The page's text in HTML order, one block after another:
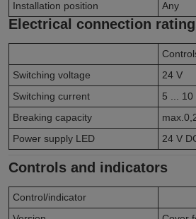
Installation position
Any
Electrical connection
Switching voltage
24 V
Switching current
5 ... 10
Breaking capacity
Power supply LED
24 V
Controls and indicators
Control/indicator